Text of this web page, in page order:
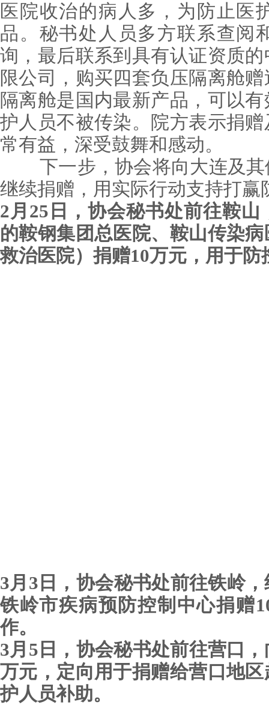
医院收治的病人多，为防止医
品。秘书处人员多方联系查阅
询，最后联系到具有认证资质
限公司，购买四套负压隔离舱
隔离舱是国内最新产品，可以
护人员不被传染。院方表示捐
常有益，深受鼓舞和感动。
下一步，协会将向大连及其
继续捐赠，用实际行动支持打赢
2月25日，协会秘书处前往鞍
的鞍钢集团总医院、鞍山传染
救治医院）捐赠10万元，用于防
3月3日，协会秘书处前往铁岭
铁岭市疾病预防控制中心捐赠
作。
3月5日，协会秘书处前往营口
万元，定向用于捐赠给营口地
护人员补助。